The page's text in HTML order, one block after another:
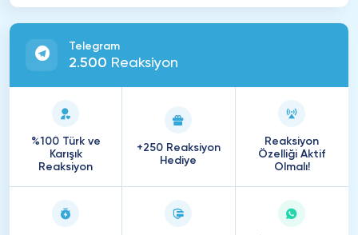
Telegram
2.500 Reaksiyon
%100 Türk ve
Karışık
Reaksiyon
+250 Reaksiyon
Hediye
Reaksiyon
Özelliği Aktif
Olmalı!